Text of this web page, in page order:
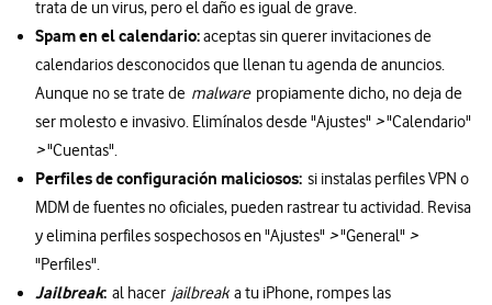
trata de un virus, pero el daño es igual de grave.
Spam en el calendario:aceptas sin querer invitaciones de
calendarios desconocidos que llenan tu agenda de anuncios.
Aunque no se trate de malwarepropiamente dicho, no deja de
ser molesto e invasivo. Elimínalos desde "Ajustes" >"Calendario"
>"Cuentas".
Perfiles de configuración maliciosos: si instalas perfiles VPN o
MDM de fuentes no oficiales, pueden rastrear tu actividad. Revisa
y elimina perfiles sospechosos en "Ajustes" >"General" >
"Perfiles".
Jailbreak: al hacer jailbreaka tu iPhone, rompes las